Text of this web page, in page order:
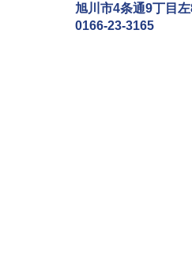
旭川市4条通9丁目
0166-23-3165